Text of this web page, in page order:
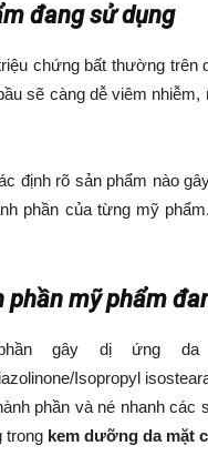
đang sử dụng
chứng bất thường trên
sẽ càng dễ viêm
định rõ sản phẩm nào
phần của từng mỹ
phần mỹ phẩm
gây dị ứng
Isopropyl
phần và né nhanh các
trong kem dưỡng da mặt